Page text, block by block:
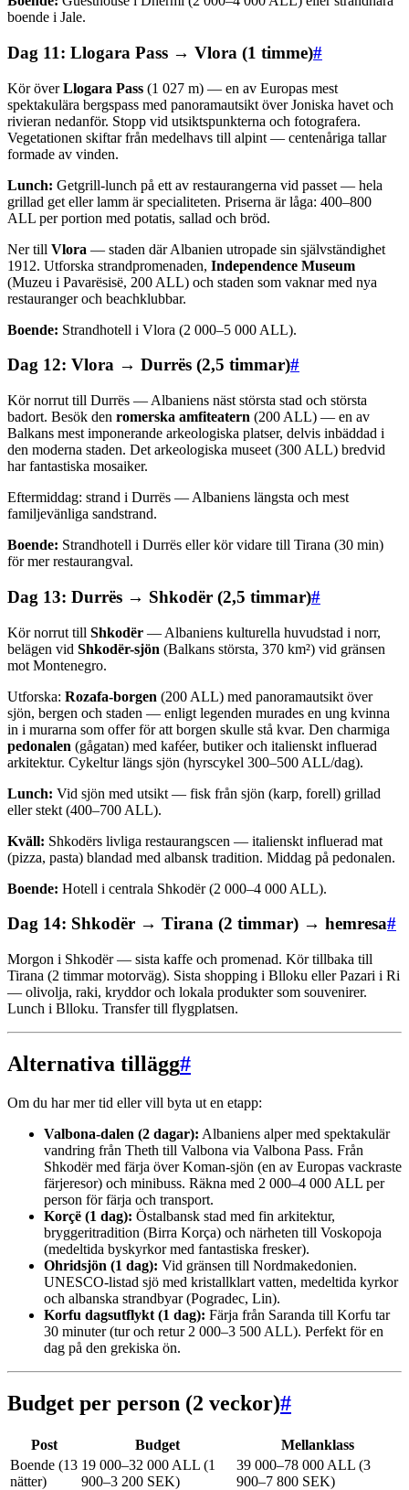
boende i Jale.
Dag 11: Llogara Pass → Vlora (1 timme)#
Kör överLlogara Pass (1 027 m) — en av Europas mest
spektakulära bergspass med panoramautsikt över Joniska havet och
rivieran nedanför. Stopp vid utsiktspunkterna och fotografera.
Vegetationen skiftar från medelhavs till alpint — centenåriga tallar
formade av vinden.
Lunch: Getgrill-lunch på ett av restaurangerna vid passet — hela
grillad get eller lamm är specialiteten. Priserna är låga: 400–800
ALL per portion med potatis, sallad och bröd.
Ner till Vlora — staden där Albanien utropade sin självständighet
1912. Utforska strandpromenaden, Independence Museum
(Muzeu i Pavarësisë, 200 ALL) och staden som vaknar med nya
restauranger och beachklubbar.
Boende: Strandhotell i Vlora (2 000–5 000 ALL).
Dag 12: Vlora → Durrës (2,5 timmar)#
Kör norrut till Durrës — Albaniens näst största stad och största
badort. Besök den romerska amfiteatern (200 ALL) — en av
Balkans mest imponerande arkeologiska platser, delvis inbäddad i
den moderna staden. Det arkeologiska museet (300 ALL) bredvid
har fantastiska mosaiker.
Eftermiddag: strand i Durrës — Albaniens längsta och mest
familjevänliga sandstrand.
Boende: Strandhotell i Durrës eller kör vidare till Tirana (30 min)
för mer restaurangval.
Dag 13: Durrës → Shkodër (2,5 timmar)#
Kör norrut till Shkodër — Albaniens kulturella huvudstad i norr,
belägen vid Shkodër-sjön (Balkans största, 370 km²) vid gränsen
mot Montenegro.
Utforska: Rozafa-borgen (200 ALL) med panoramautsikt över
sjön, bergen och staden — enligt legenden murades en ung kvinna
in i murarna som offer för att borgen skulle stå kvar. Den charmiga
pedonalen (gågatan) med kaféer, butiker och italienskt influerad
arkitektur. Cykeltur längs sjön (hyrscykel 300–500 ALL/dag).
Lunch: Vid sjön med utsikt — fisk från sjön (karp, forell) grillad
eller stekt (400–700 ALL).
Kväll: Shkodërs livliga restaurangscen — italienskt influerad mat
(pizza, pasta) blandad med albansk tradition. Middag på pedonalen.
Boende: Hotell i centrala Shkodër (2 000–4 000 ALL).
Dag 14: Shkodër → Tirana (2 timmar) → hemresa#
Morgon i Shkodër — sista kaffe och promenad. Kör tillbaka till
Tirana (2 timmar motorväg). Sista shopping i Blloku eller Pazari i Ri
— olivolja, raki, kryddor och lokala produkter som souvenirer.
Lunch i Blloku. Transfer till flygplatsen.
Alternativa tillägg#
Om du har mer tid eller vill byta ut en etapp:
Valbona-dalen (2 dagar): Albaniens alper med spektakulär
vandring från Theth till Valbona via Valbona Pass. Från
Shkodër med färja över Koman-sjön (en av Europas vackraste
färjeresor) och minibuss. Räkna med 2 000–4 000 ALL per
person för färja och transport.
Korçë (1 dag): Östalbansk stad med fin arkitektur,
bryggeritradition (Birra Korça) och närheten till Voskopoja
(medeltida byskyrkor med fantastiska fresker).
Ohridsjön (1 dag): Vid gränsen till Nordmakedonien.
UNESCO-listad sjö med kristallklart vatten, medeltida kyrkor
och albanska strandbyar (Pogradec, Lin).
Korfu dagsutflykt (1 dag): Färja från Saranda till Korfu tar
30 minuter (tur och retur 2 000–3 500 ALL). Perfekt för en
dag på den grekiska ön.
Budget per person (2 veckor)#
Post Budget
Mellanklass
Boende (13
nätter)
19 000–32 000 ALL (1
900–3 200 SEK)
39 000–78 000 ALL (3
900–7 800 SEK)